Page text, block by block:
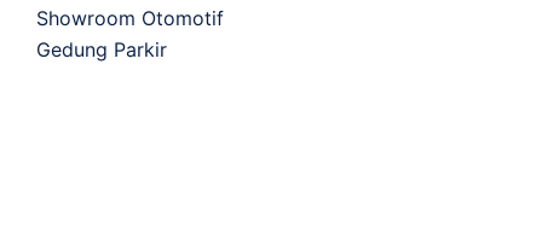
Showroom Otomotif
Gedung Parkir